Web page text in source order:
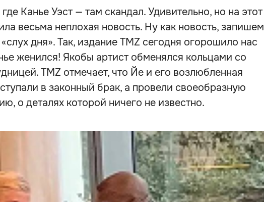
Канье Уэст — там скандал. Удивительно, но на этот
весьма неплохая новость. Ну как новость, запишем
дня». Так, издание TMZ сегодня огорошило нас
женился! Якобы артист обменялся кольцами со
TMZ отмечает, что Йе и его возлюбленная
в законный брак, а провели своеобразную
о деталях которой ничего не известно.